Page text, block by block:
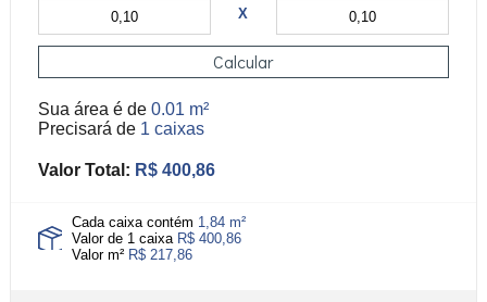
X
Calcular
Sua área é de 0.01 m²
Precisará de 1 caixas
Valor Total: R$ 400,86
Cada caixa contém 1,84 m²
Valor de 1 caixa R$ 400,86
Valor m² R$ 217,86